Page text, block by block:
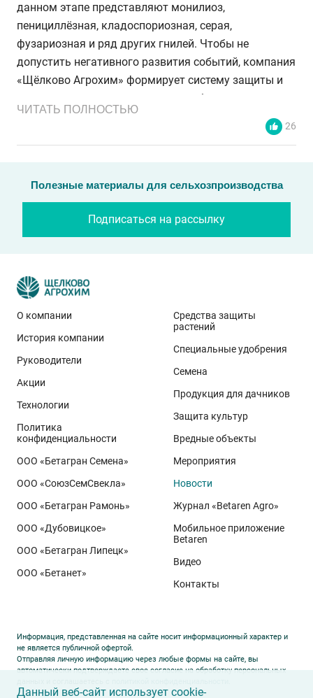
данном этапе представляют монилиоз,
пенициллёзная, кладоспориозная, серая,
фузариозная и ряд других гнилей. Чтобы не
допустить негативного развития событий, компания
«Щёлково Агрохим» формирует систему защиты и
листового питания, которая способна
минимизировать риски, актуальные на этапе
Защита плюс листовые подкормки
Как известно, основное инфицирование урожая
происходит ещё в саду, когда плоды находятся на
«Федеральный научный центр имени И. В.
Мичурина» заложили опыт в Тамбовской области на
сорте яблони Богатырь. В рамках данной работы
были представлены контроль (без обработок) и три
варианта защиты по вегетации:
хозяйственная схема – преимущественно
препараты иностранного происхождения;
первая опытная схема – средства защиты сада
является двукратная обработка препаратом
ИНСИГНИЯ, МД (150 г/л ципродинила + 140 г/л
флудиоксонила). Это специализированный
фунгицид для защиты яблок от гнилей при
вторая опытная схема – средства защиты сада, –
включающая в себя двукратную обработку
(табл. 1).
ЧИТАТЬ ПОЛНОСТЬЮ
26
Полезные материалы для сельхозпроизводства
Подписаться на рассылку
О компании
История компании
Руководители
Акции
Технологии
Политика
конфиденциальности
ООО «Бетагран Семена»
ООО «СоюзСемСвекла»
ООО «Бетагран Рамонь»
ООО «Дубовицкое»
ООО «Бетагран Липецк»
ООО «Бетанет»
Средства защиты
растений
Специальные удобрения
Семена
Продукция для дачников
Защита культур
Вредные объекты
Мероприятия
Новости
Журнал «Betaren Agro»
Мобильное приложение
Betaren
Видео
Контакты
Информация, представленная на сайте носит информационный характер и
не является публичной офертой.
Отправляя личную информацию через любые формы на сайте, вы
автоматически подтверждаете свое согласие на обработку персональных
Данный веб-сайт использует cookie-